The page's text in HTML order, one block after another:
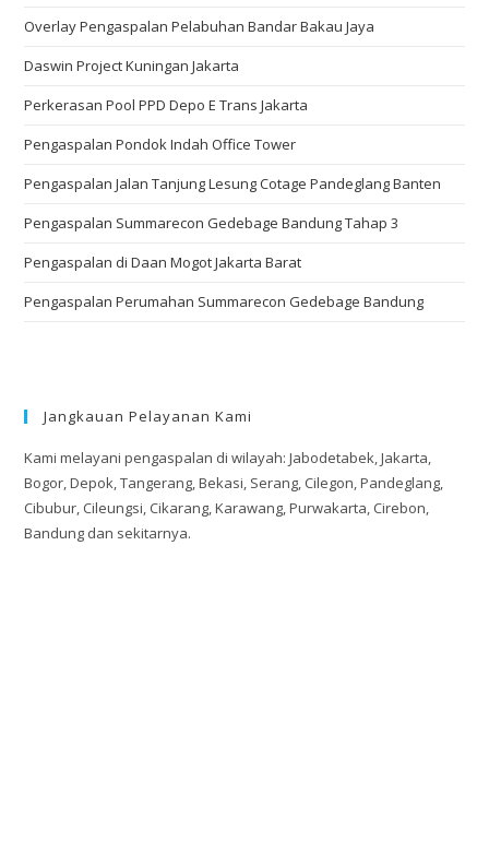
Overlay Pengaspalan Pelabuhan Bandar Bakau Jaya
Daswin Project Kuningan Jakarta
Perkerasan Pool PPD Depo E Trans Jakarta
Pengaspalan Pondok Indah Office Tower
Pengaspalan Jalan Tanjung Lesung Cotage Pandeglang Banten
Pengaspalan Summarecon Gedebage Bandung Tahap 3
Pengaspalan di Daan Mogot Jakarta Barat
Pengaspalan Perumahan Summarecon Gedebage Bandung
Jangkauan Pelayanan Kami
Kami melayani pengaspalan di wilayah: Jabodetabek, Jakarta,
Bogor, Depok, Tangerang, Bekasi, Serang, Cilegon, Pandeglang,
Cibubur, Cileungsi, Cikarang, Karawang, Purwakarta, Cirebon,
Bandung dan sekitarnya.